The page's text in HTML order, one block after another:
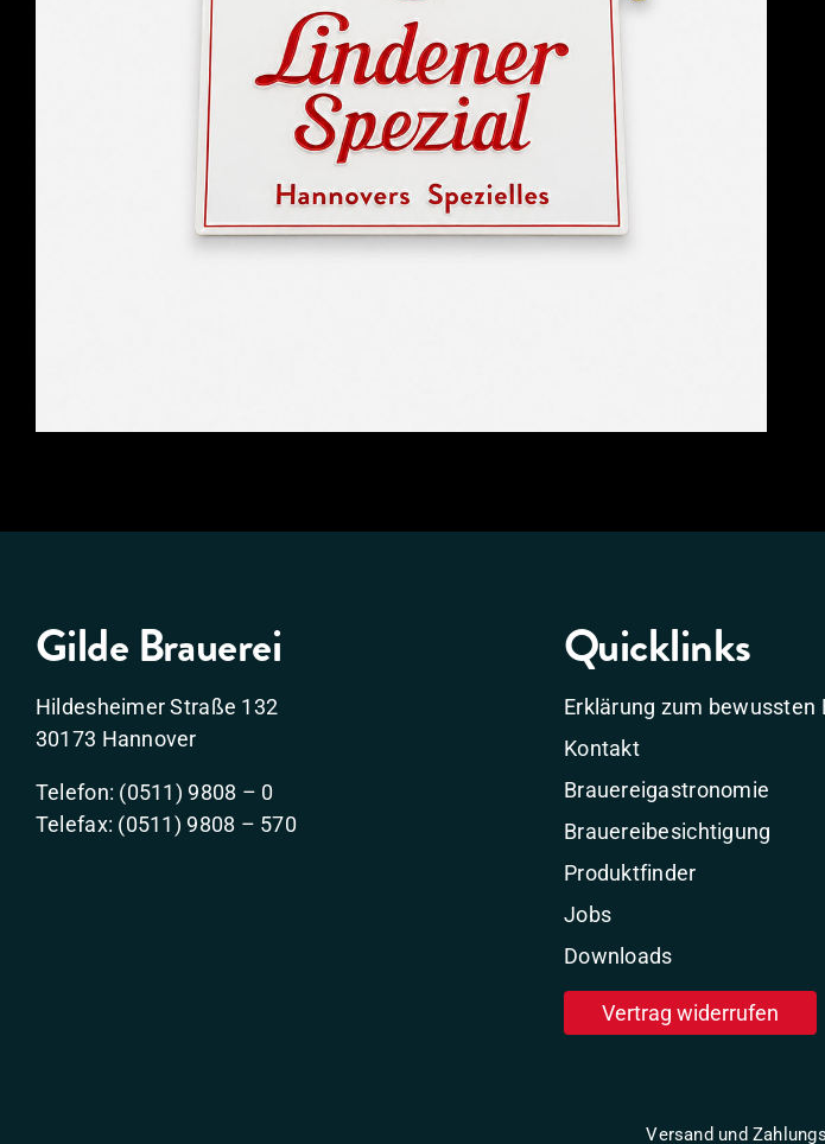
Gilde Brauerei
Hildesheimer Straße 132
30173 Hannover
Telefon: (0511) 9808 – 0
Telefax: (0511) 9808 – 570
Quicklinks
Erklärung zum bewussten
Kontakt
Brauereigastronomie
Brauereibesichtigung
Produktfinder
Jobs
Downloads
Vertrag widerrufen
Versand und